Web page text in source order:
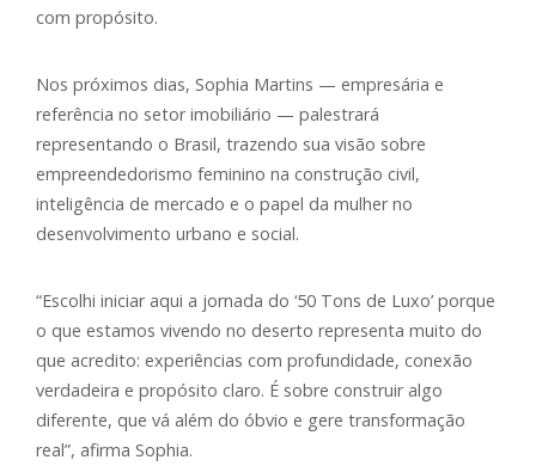
com propósito.
Nos próximos dias, Sophia Martins — empresária e
referência no setor imobiliário — palestrará
representando o Brasil, trazendo sua visão sobre
empreendedorismo feminino na construção civil,
inteligência de mercado e o papel da mulher no
desenvolvimento urbano e social.
“Escolhi iniciar aqui a jornada do ‘50 Tons de Luxo’ porque
o que estamos vivendo no deserto representa muito do
que acredito: experiências com profundidade, conexão
verdadeira e propósito claro. É sobre construir algo
diferente, que vá além do óbvio e gere transformação
real”, afirma Sophia.